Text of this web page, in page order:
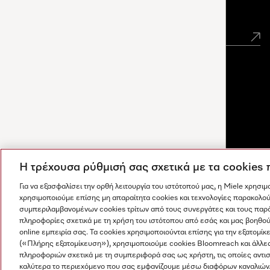
Οι απαντήσεις δημιουργούνται από τεχνητή νοημοσύνη. Ο
βοηθός μας μπορεί να σας βοηθήσει να ανακαλύψετε
Η εταιρεία μας Όροι και Προϋποθέσεις Προστασία
Η τρέχουσα ρύθμισή σας σχετικά με τα
Για να εξασφαλίσει την ορθή λειτουργία του ιστότοπού μας, η Miele
χρησιμοποιούμε επίσης μη απαραίτητα cookies και τεχνολογίες
συμπεριλαμβανομένων cookies τρίτων από τους συνεργάτες και τους
πληροφορίες σχετικά με τη χρήση του ιστότοπου από εσάς και μας
online εμπειρία σας. Τα cookies χρησιμοποιούνται επίσης για την
(«Πλήρης εξατομίκευση»), χρησιμοποιούμε cookies Bloomreach και
πληροφοριών σχετικά με τη συμπεριφορά σας ως χρήστη, τις οποίες
καλύτερα το περιεχόμενο που σας εμφανίζουμε μέσω διαφόρων